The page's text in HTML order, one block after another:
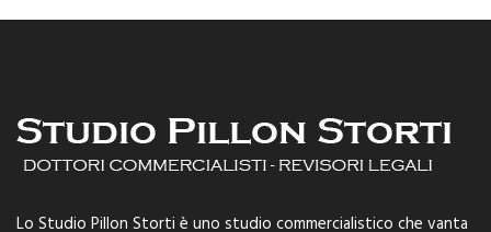
Lo Studio Pillon Storti è uno studio commercialistico che vanta